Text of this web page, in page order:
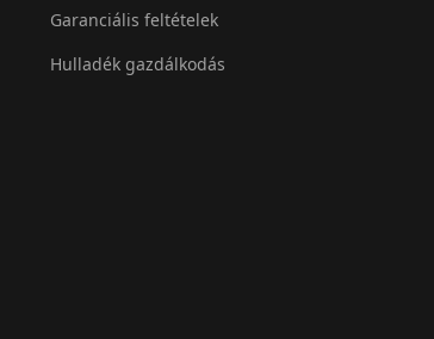
Garanciális feltételek
Hulladék gazdálkodás